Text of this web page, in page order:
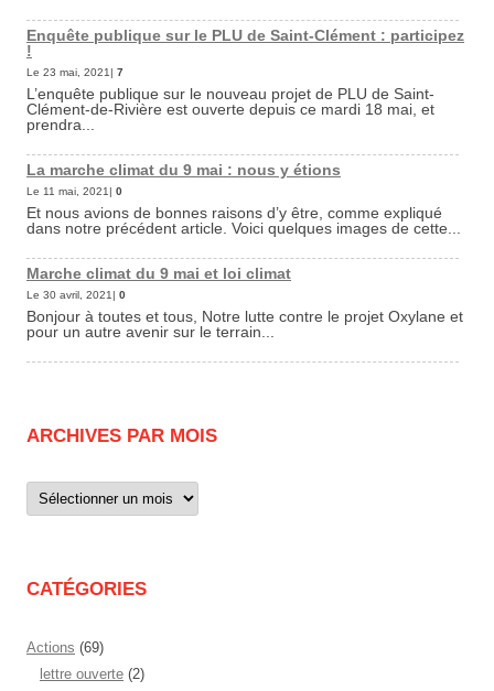
Enquête publique sur le PLU de Saint-Clément : participez
!
Le 23 mai, 2021| 7
L’enquête publique sur le nouveau projet de PLU de Saint-
Clément-de-Rivière est ouverte depuis ce mardi 18 mai, et
prendra...
La marche climat du 9 mai : nous y étions
Le 11 mai, 2021| 0
Et nous avions de bonnes raisons d’y être, comme expliqué
dans notre précédent article. Voici quelques images de cette...
Marche climat du 9 mai et loi climat
Le 30 avril, 2021| 0
Bonjour à toutes et tous, Notre lutte contre le projet Oxylane et
pour un autre avenir sur le terrain...
ARCHIVES PAR MOIS
Archives
par
CATÉGORIES
Actions (69)
lettre ouverte (2)